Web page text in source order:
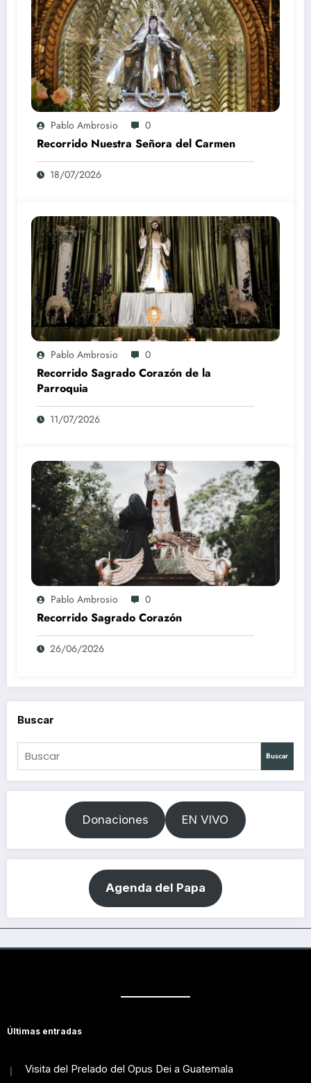
Pablo Ambrosio 0
Recorrido Nuestra Señora del Carmen
18/07/2026
Pablo Ambrosio 0
Recorrido Sagrado Corazón de la
Parroquia
11/07/2026
Pablo Ambrosio 0
Recorrido Sagrado Corazón
26/06/2026
Buscar
Buscar
Donaciones EN VIVO
Agenda del Papa
Últimas entradas
Visita del Prelado del Opus Dei a Guatemala